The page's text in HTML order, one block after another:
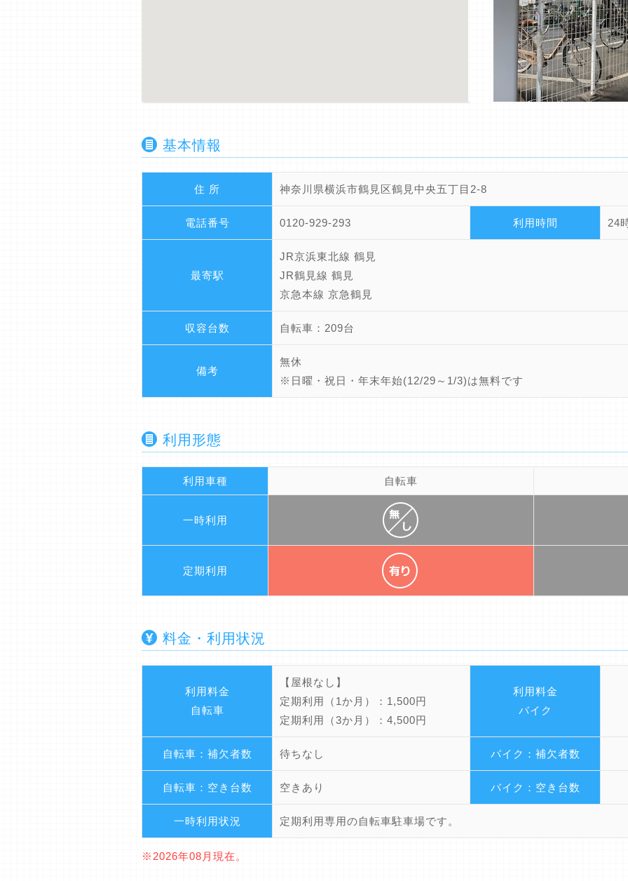
基本情報
住 所 神奈川県横浜市鶴見区鶴見中央五丁目2-8
電話番号 0120-929-293 利用時間 24
最寄駅
JR京浜東北線 鶴見
JR鶴見線 鶴見
京急本線 京急鶴見
収容台数 自転車：209台
備考
無休
※日曜・祝日・年末年始(12/29～1/3)は無料です
利用形態
利用車種 自転車
一時利用
定期利用
料金・利用状況
利用料金
自転車
【屋根なし】
定期利用（1か月）：1,500円
定期利用（3か月）：4,500円
利用料金
バイク
自転車：補欠者数 待ちなし バイク：補欠者数
自転車：空き台数 空きあり バイク：空き台数
一時利用状況 定期利用専用の自転車駐車場です。
※2026年08月現在。